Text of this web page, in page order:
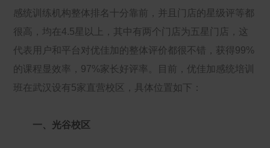
感统训练机构整体排名十分靠前，并且门店的星级评等都
很高，均在4.5星以上，其中有两个门店为五星门店，这
代表用户和平台对优佳加的整体评价都很不错，获得99%
的课程显效率，97%家长好评率。目前，优佳加感统培训
班在武汉设有5家直营校区，具体位置如下：
一、光谷校区